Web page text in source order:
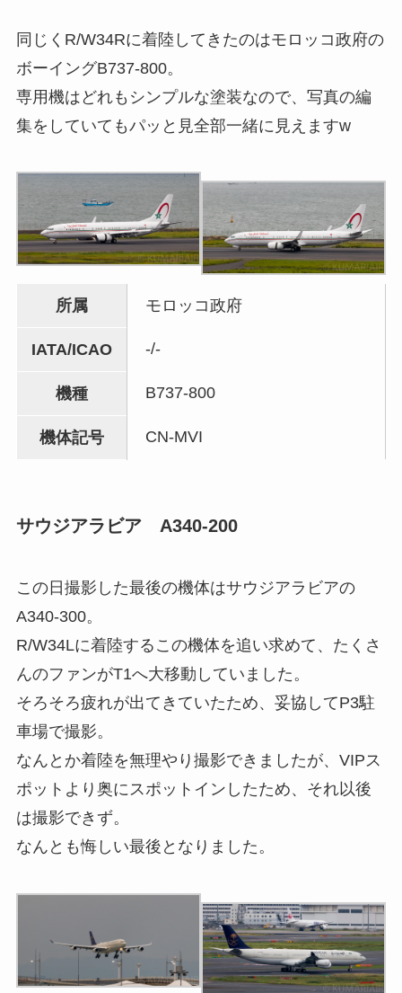
同じくR/W34Rに着陸してきたのはモロッコ政府の
ボーイングB737-800。
専用機はどれもシンプルな塗装なので、写真の編
集をしていてもパッと見全部一緒に見えますw
所属 モロッコ政府
IATA/ICAO -/-
機種 B737-800
機体記号 CN-MVI
サウジアラビア A340-200
この日撮影した最後の機体はサウジアラビアの
A340-300。
R/W34Lに着陸するこの機体を追い求めて、たくさ
んのファンがT1へ大移動していました。
そろそろ疲れが出てきていたため、妥協してP3駐
車場で撮影。
なんとか着陸を無理やり撮影できましたが、VIPス
ポットより奥にスポットインしたため、それ以後
は撮影できず。
なんとも悔しい最後となりました。